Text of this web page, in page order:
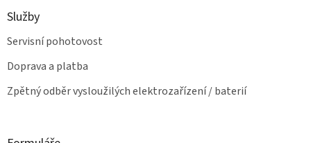
Služby
Servisní pohotovost
Doprava a platba
Zpětný odběr vysloužilých elektrozařízení / baterií